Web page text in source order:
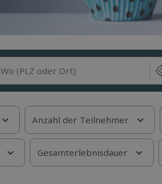
Wo (PLZ oder Ort)
Anzahl der Teilnehmer
Gesamterlebnisdauer